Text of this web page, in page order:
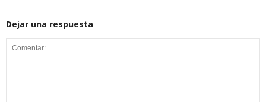
Dejar una respuesta